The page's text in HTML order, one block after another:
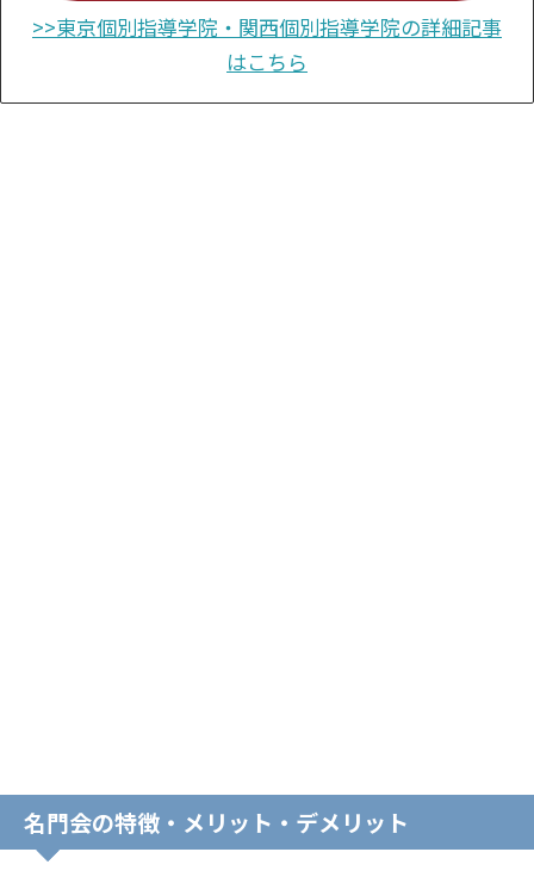
>>東京個別指導学院・関西個別指導学院の詳細記事
はこちら
名門会の特徴・メリット・デメリット